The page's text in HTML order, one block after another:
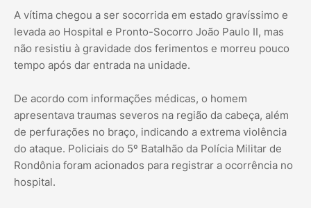
A vítima chegou a ser socorrida em estado gravíssimo e
levada ao Hospital e Pronto-Socorro João Paulo II, mas
não resistiu à gravidade dos ferimentos e morreu pouco
tempo após dar entrada na unidade.
De acordo com informações médicas, o homem
apresentava traumas severos na região da cabeça, além
de perfurações no braço, indicando a extrema violência
do ataque. Policiais do 5º Batalhão da Polícia Militar de
Rondônia foram acionados para registrar a ocorrência no
hospital.